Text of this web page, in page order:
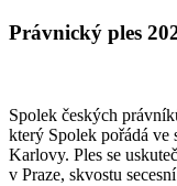
Právnický ples
Spolek českých
který Spolek pořádá
Karlovy. Ples se
v Praze, skvostu